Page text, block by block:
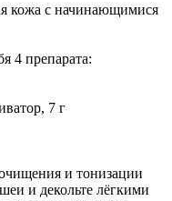
кожа с начинающимися
4 препарата:
7 г
и тонизации
и декольте лёгкими